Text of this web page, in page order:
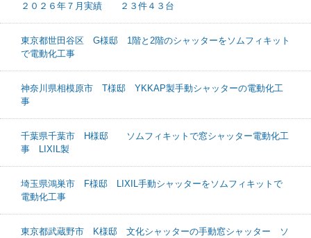
２０２６年７月実績 ２３件４３台
東京都世田谷区 G様邸 1階と2階のシャッターをソムフィキット
で電動化工事
神奈川県相模原市 T様邸 YKKAP製手動シャッターの電動化工
事
千葉県千葉市 H様邸 ソムフィキットで窓シャッター電動化工
事 LIXIL製
埼玉県鴻巣市 F様邸 LIXIL手動シャッターをソムフィキットで
電動化工事
東京都武蔵野市 K様邸 文化シャッターの手動窓シャッター ソ